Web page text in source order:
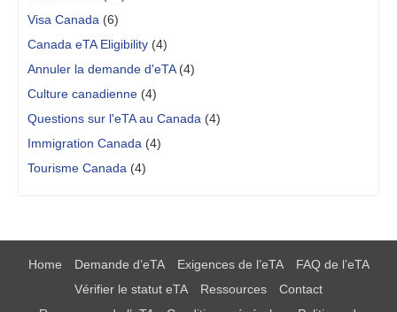
Visa Canada (6)
Canada eTA Eligibility (4)
Annuler la demande d'eTA(4)
Culture canadienne (4)
Questions sur l'eTA au Canada (4)
Immigration Canada (4)
Tourisme Canada (4)
Home Demande d’eTA Exigences de l’eTA
FAQ de l’eTA
Vérifier le statut eTA
Ressources
Contact